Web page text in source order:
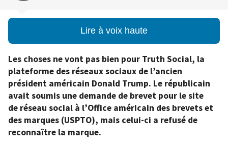
Lire à voix haute
Les choses ne vont pas bien pour Truth Social, la
plateforme des réseaux sociaux de l’ancien
président américain Donald Trump. Le républicain
avait soumis une demande de brevet pour le site
de réseau social à l’Office américain des brevets et
des marques (USPTO), mais celui-ci a refusé de
reconnaître la marque.